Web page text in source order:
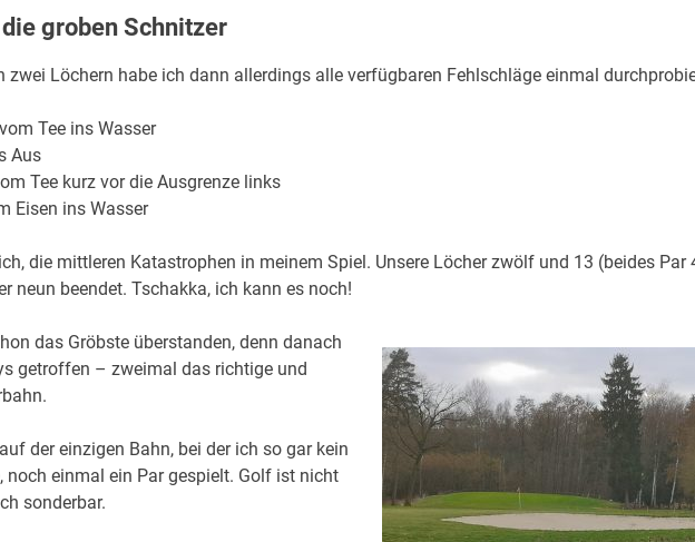
groben Schnitzer
zwei Löchern habe ich dann allerdings alle verfügbaren Fehlschläge einmal
Tee ins Wasser
Aus
Tee kurz vor die Ausgrenze links
Eisen ins Wasser
die mittleren Katastrophen in meinem Spiel. Unsere Löcher zwölf und 13 (beides Par
neun beendet. Tschakka, ich kann es noch!
das Gröbste überstanden, denn danach
getroffen – zweimal das richtige und
der einzigen Bahn, bei der ich so gar kein
noch einmal ein Par gespielt. Golf ist nicht
sonderbar.